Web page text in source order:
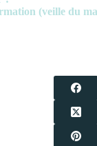
(veille du